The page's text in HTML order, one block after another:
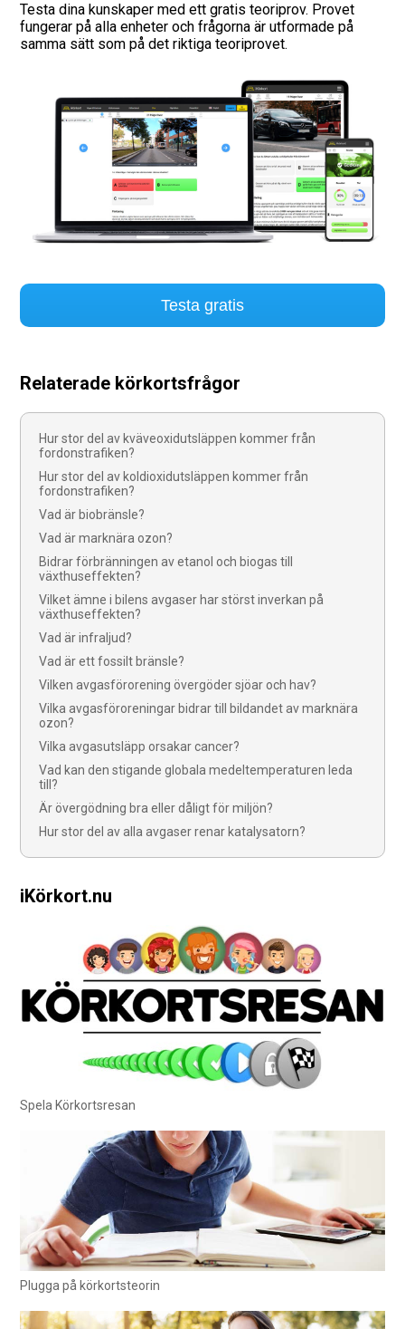
Testa dina kunskaper med ett gratis teoriprov. Provet
fungerar på alla enheter och frågorna är utformade på
samma sätt som på det riktiga teoriprovet.
Testa gratis
Relaterade körkortsfrågor
Hur stor del av kväveoxidutsläppen kommer från
fordonstrafiken?
Hur stor del av koldioxidutsläppen kommer från
fordonstrafiken?
Vad är biobränsle?
Vad är marknära ozon?
Bidrar förbränningen av etanol och biogas till
växthuseffekten?
Vilket ämne i bilens avgaser har störst inverkan på
växthuseffekten?
Vad är infraljud?
Vad är ett fossilt bränsle?
Vilken avgasförorening övergöder sjöar och hav?
Vilka avgasföroreningar bidrar till bildandet av marknära
ozon?
Vilka avgasutsläpp orsakar cancer?
Vad kan den stigande globala medeltemperaturen leda
till?
Är övergödning bra eller dåligt för miljön?
Hur stor del av alla avgaser renar katalysatorn?
iKörkort.nu
Spela Körkortsresan
Plugga på körkortsteorin